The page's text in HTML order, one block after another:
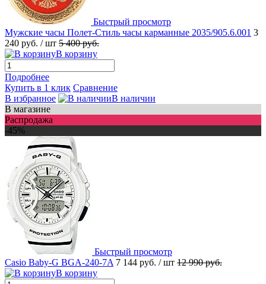
Быстрый просмотр
Мужские часы Полет-Стиль часы карманные 2035/905.6.001 3
240 руб. / шт 5 400 руб.
В корзину
Подробнее
Купить в 1 клик Сравнение
В избранное
В наличии
В магазине
Распродажа
-45%
Быстрый просмотр
Casio Baby-G BGA-240-7A 7 144 руб. / шт 12 990 руб.
В корзину